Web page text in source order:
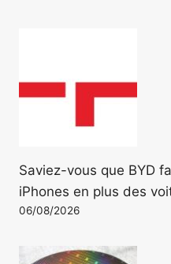
Saviez-vous que BYD
iPhones en plus des
06/08/2026